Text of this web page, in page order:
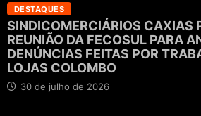
DESTAQUES
SINDICOMERCIÁRIOS CAXIAS
REUNIÃO DA FECOSUL PARA
DENÚNCIAS FEITAS POR
LOJAS COLOMBO
30 de julho de 2026